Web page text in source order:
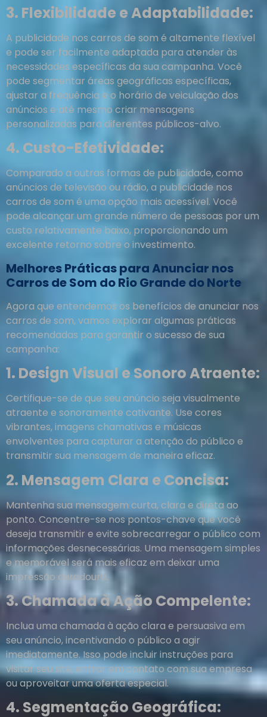
3. Flexibilidade e Adaptabilidade:
A publicidade nos carros de som é altamente flexível
e pode ser facilmente adaptada para atender às
necessidades específicas da sua campanha. Você
pode segmentar áreas geográficas específicas,
ajustar a frequência e o horário de veiculação dos
anúncios e até mesmo criar mensagens
personalizadas para diferentes públicos-alvo.
4. Custo-Efetividade:
Comparado a outras formas de publicidade, como
anúncios de televisão ou rádio, a publicidade nos
carros de som é uma opção mais acessível. Você
pode alcançar um grande número de pessoas por um
custo relativamente baixo, proporcionando um
excelente retorno sobre o investimento.
Melhores Práticas para Anunciar nos
Carros de Som do Rio Grande do Norte
Agora que entendemos os benefícios de anunciar nos
carros de som, vamos explorar algumas práticas
recomendadas para garantir o sucesso de sua
campanha:
1. Design Visual e Sonoro Atraente:
Certifique-se de que seu anúncio seja visualmente
atraente e sonoramente cativante. Use cores
vibrantes, imagens chamativas e músicas
envolventes para capturar a atenção do público e
transmitir sua mensagem de maneira eficaz.
2. Mensagem Clara e Concisa:
Mantenha sua mensagem curta, clara e direta ao
ponto. Concentre-se nos pontos-chave que você
deseja transmitir e evite sobrecarregar o público com
informações desnecessárias. Uma mensagem simples
e memorável será mais eficaz em deixar uma
impressão duradoura.
3. Chamada à Ação Compelente:
Inclua uma chamada à ação clara e persuasiva em
seu anúncio, incentivando o público a agir
imediatamente. Isso pode incluir instruções para
visitar seu site, entrar em contato com sua empresa
ou aproveitar uma oferta especial.
4. Segmentação Geográfica: